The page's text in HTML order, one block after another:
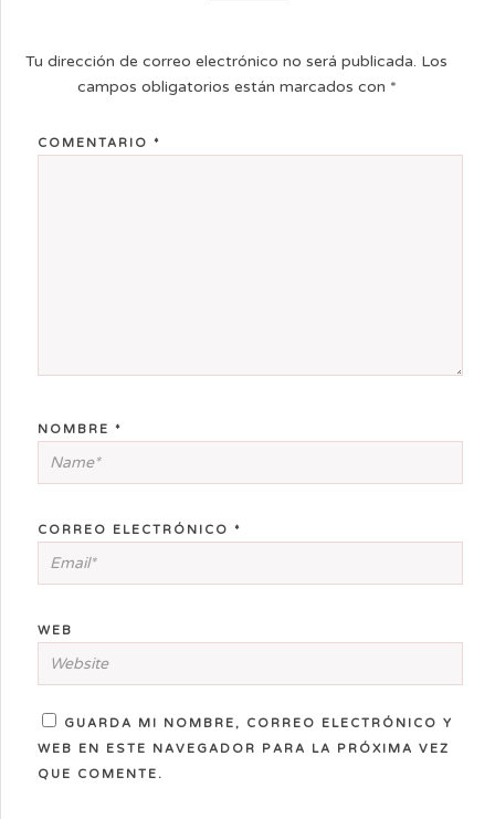
Tu dirección de correo electrónico no será publicada. Los
campos obligatorios están marcados con *
COMENTARIO *
NOMBRE *
CORREO ELECTRÓNICO *
WEB
GUARDA MI NOMBRE, CORREO ELECTRÓNICO Y
WEB EN ESTE NAVEGADOR PARA LA PRÓXIMA VEZ
QUE COMENTE.